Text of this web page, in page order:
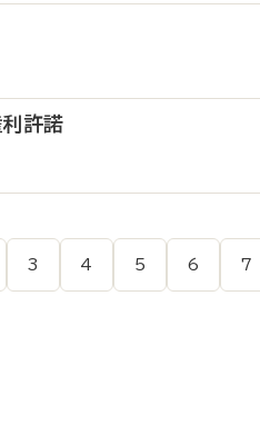
許諾
ペ
ー
3
ペ
ー
4
ペ
ー
5
ペ
ー
6
ペ
ー
7